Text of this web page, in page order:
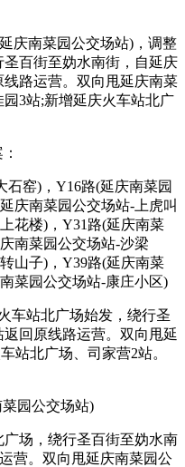
南菜园公交场站)，调整
百街至妫水南街，自延庆
路运营。双向甩延庆南菜
3站;新增延庆火车站北广
窑)，Y16路(延庆南菜园
庆南菜园公交场站-上虎叫
花楼)，Y31路(延庆南菜
南菜园公交场站-沙梁
山子)，Y39路(延庆南菜
菜园公交场站-康庄小区)
站北广场始发，绕行圣
回原线路运营。双向甩延
站北广场、司家营2站。
园公交场站)
场，绕行圣百街至妫水南
营。双向甩延庆南菜园公